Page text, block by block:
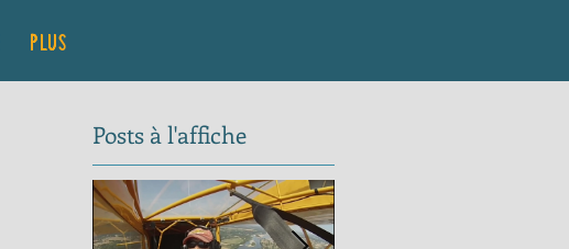
Plus...
Posts à l'affiche